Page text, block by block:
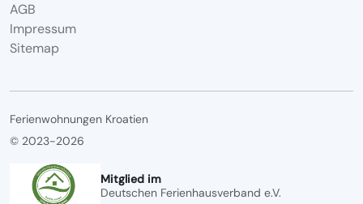
AGB
Impressum
Sitemap
Ferienwohnungen Kroatien
© 2023-2026
Mitglied im
Deutschen Ferienhausverband e.V.